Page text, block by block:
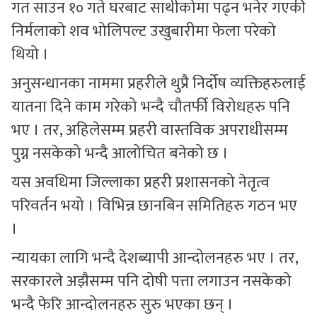
गत साउन १० गते घरबाट साथीकोमा पढ्न भनेर गएकी
निर्मलाको शव भोलिपल्ट उखुबारीमा फेला परेको
थियो ।
अनुसन्धानका नाममा प्रहरीले थुप्रै निर्दोष व्यक्तिहरुलाई
यातना दिने काम गरेको भन्दै चौतर्फी विरोधहरु पनि
भए । तर, अहिलेसम्म प्रहरी वास्तविक अपराधीसम्म
पुग्न नसकेको भन्दै आलोचित बनेको छ ।
यस अवधिमा जिल्लाका प्रहरी प्रशासनको नेतृत्व
परिवर्तन भयो । विभिन्न छानबिन समितिहरु गठन भए
।
न्यायका लागि भन्दै देशब्यापी आन्दोलनहरु भए । तर,
सरकारले अझैसम्म पनि दोषी पत्ता लगाउन नसकेको
भन्दै फेरि आन्दोलनहरु सुरु भएका छन् ।